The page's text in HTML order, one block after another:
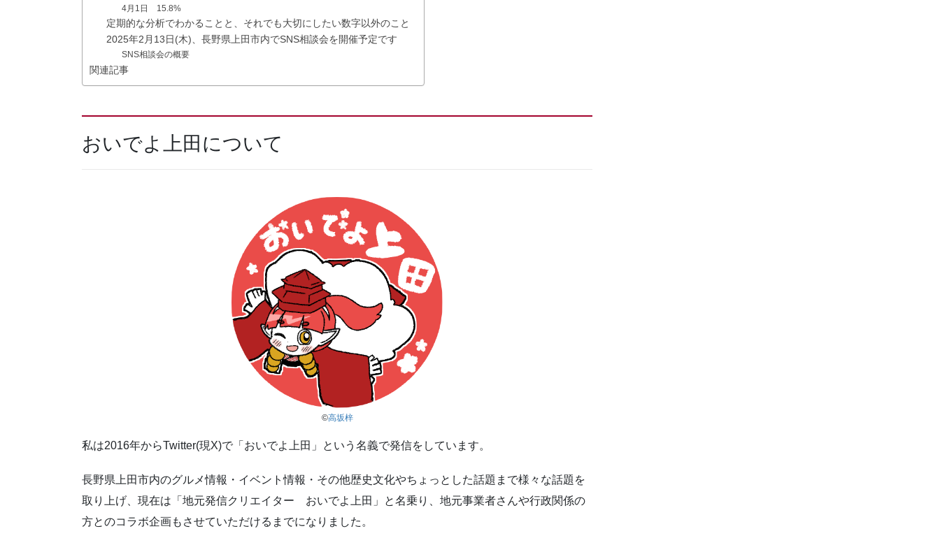
4月1日 15.8%
定期的な分析でわかることと、それでも大切にしたい数字以外のこと
2025年2月13日(木)、長野県上田市内でSNS相談会を開催予定です
SNS相談会の概要
関連記事
おいでよ上田について
©高坂梓
私は2016年からTwitter(現X)で「おいでよ上田」という名義で発信をしています。
長野県上田市内のグルメ情報・イベント情報・その他歴史文化やちょっとした話題まで様々な話題を
取り上げ、現在は「地元発信クリエイター おいでよ上田」と名乗り、地元事業者さんや行政関係の
方とのコラボ企画もさせていただけるまでになりました。